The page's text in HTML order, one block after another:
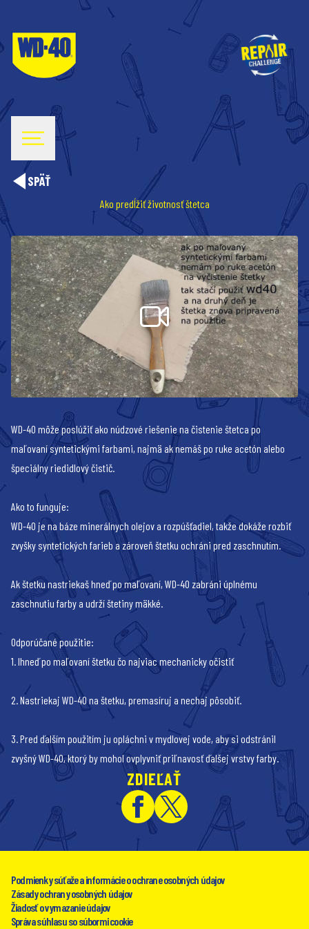
SPÄŤ
Ako predĺžiť životnosť štetca
WD-40 môže poslúžiť ako núdzové riešenie na čistenie štetca po
maľovaní syntetickými farbami, najmä ak nemáš po ruke acetón alebo
špeciálny riedidlový čistič.
Ako to funguje:
WD-40 je na báze minerálnych olejov a rozpúšťadiel, takže dokáže rozbiť
zvyšky syntetických farieb a zároveň štetku ochráni pred zaschnutím.
Ak štetku nastriekaš hneď po maľovaní, WD-40 zabráni úplnému
zaschnutiu farby a udrží štetiny mäkké.
Odporúčané použitie:
1. Ihneď po maľovaní štetku čo najviac mechanicky očistiť
2. Nastriekaj WD-40 na štetku, premasíruj a nechaj pôsobiť.
3. Pred ďalším použitím ju opláchni v mydlovej vode, aby si odstránil
zvyšný WD-40, ktorý by mohol ovplyvniť priľnavosť ďalšej vrstvy farby.
ZDIEĽAŤ
Podmienky súťaže a informácie o ochrane osobných údajov
Zásady ochrany osobných údajov
Žiadosť o vymazanie údajov
Správa súhlasu so súbormi cookie